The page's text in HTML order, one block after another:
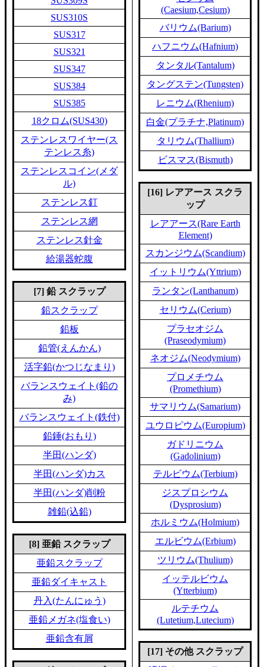
SUS310S
SUS317
SUS321
SUS347
SUS384
SUS385
18クロム(SUS430)
ステンレスワイヤー(ス
テンレス糸)
ステンレスコイン(メダ
ル)
ステンレス釘
ステンレス網
ステンレス針金
給湯器蛇腹
[7] 鉛 スクラップ
鉛スクラップ
鉛板
鉛管(えんかん)
活字鉛(かつじなまり)
バランスウェイト(鉛の
み)
バランスウェイト(鉄付)
鉛錘(おもり)
半田(ハンダ)
半田(ハンダ)カス
半田(ハンダ)削粉
雑鉛(込鉛)
[8] 亜鉛 スクラップ
亜鉛スクラップ
亜鉛ダイキャスト
丹入(たんにゅう)
亜鉛メガネ(塩食い)
亜鉛含有屑
(Caesium,Cesium)
バリウム(Barium)
ハフニウム(Hafnium)
タンタル(Tantalum)
タングステン(Tungsten)
レニウム(Rhenium)
白金(プラチナ,Platinum)
タリウム(Thallium)
ビスマス(Bismuth)
[16] レアアース スクラ
ップ
レアアース(Rare Earth
Element)
スカンジウム(Scandium)
イットリウム(Yttrium)
ランタン(Lanthanum)
セリウム(Cerium)
プラセオジム
(Praseodymium)
ネオジム(Neodymium)
プロメチウム
(Promethium)
サマリウム(Samarium)
ユウロピウム(Europium)
ガドリニウム
(Gadolinium)
テルビウム(Terbium)
ジスプロシウム
(Dysprosium)
ホルミウム(Holmium)
エルビウム(Erbium)
ツリウム(Thulium)
イッテルビウム
(Ytterbium)
ルテチウム
(Lutetium,Lutecium)
[17] その他 スクラップ